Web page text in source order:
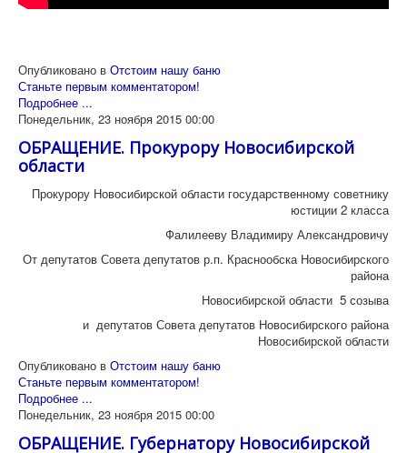
Опубликовано в Отстоим нашу баню
Станьте первым комментатором!
Подробнее ...
Понедельник, 23 ноября 2015 00:00
ОБРАЩЕНИЕ. Прокурору Новосибирской
области
Прокурору Новосибирской области государственному советнику
юстиции 2 класса
Фалилееву Владимиру Александровичу
От депутатов Совета депутатов р.п. Краснообска Новосибирского
района
Новосибирской области 5 созыва
и депутатов Совета депутатов Новосибирского района
Новосибирской области
Опубликовано в Отстоим нашу баню
Станьте первым комментатором!
Подробнее ...
Понедельник, 23 ноября 2015 00:00
ОБРАЩЕНИЕ. Губернатору Новосибирской